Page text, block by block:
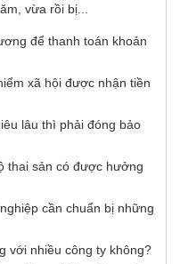
vừa rồi bị...
để thanh toán khoản
xã hội được nhận tiền
lâu thì phải đóng bảo
thai sản có được hưởng
cần chuẩn bị những
với nhiều công ty không?